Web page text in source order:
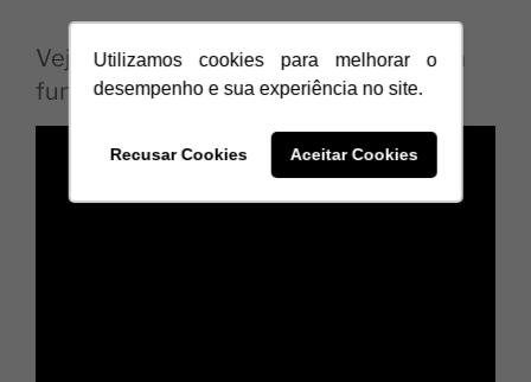
Utilizamos cookies para melhorar o
desempenho e sua experiência no site.
Recusar Cookies Aceitar Cookies
Veja no vídeo como funciona esta nova
funcionalidade: